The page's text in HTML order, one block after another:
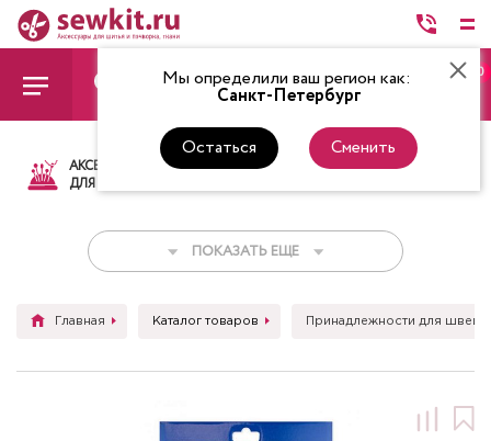
Мы определили ваш регион как:
Санкт-Петербург
Остаться Сменить
0
АКСЕССУАРЫ
ДЛЯ ШИТЬЯ
ТКАНИ НИТКИ
ПОКАЗАТЬ ЕЩЕ
Главная Каталог товаров Принадлежности для